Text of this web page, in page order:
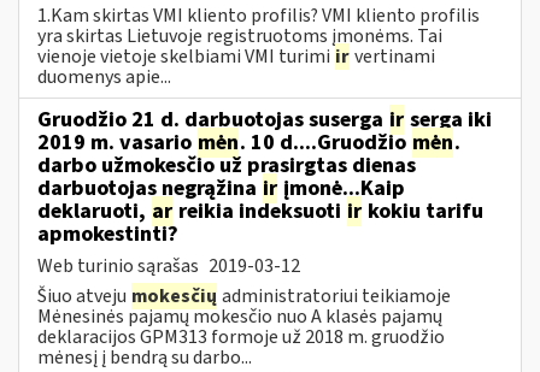
1.Kam skirtas VMI kliento profilis? VMI kliento profilis
yra skirtas Lietuvoje registruotoms įmonėms. Tai
vienoje vietoje skelbiami VMI turimi irvertinami
duomenys apie...
Gruodžio 21 d. darbuotojas suserga ir serga iki
2019 m. vasario mėn. 10 d....Gruodžio mėn.
darbo užmokesčio už prasirgtas dienas
darbuotojas negrąžina ir įmonė...Kaip
deklaruoti, ar reikia indeksuoti ir kokiu tarifu
apmokestinti?
Web turinio sąrašas 2019-03-12
Šiuo atveju mokesčių administratoriui teikiamoje
Mėnesinės pajamų mokesčio nuo A klasės pajamų
deklaracijos GPM313 formoje už 2018 m. gruodžio
mėnesį į bendrą su darbo...